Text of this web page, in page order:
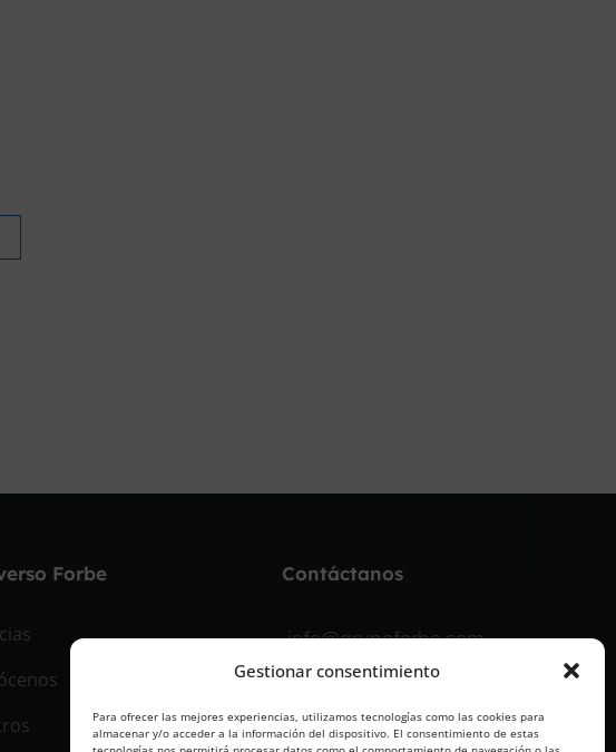
Gestionar consentimiento
Para ofrecer las mejores experiencias, utilizamos tecnologías como las cookies para
almacenar y/o acceder a la información del dispositivo. El consentimiento de estas
Forbe Contáctanos
info@grupoforbe.com